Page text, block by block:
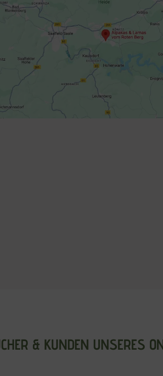
& KUNDEN UNSERES